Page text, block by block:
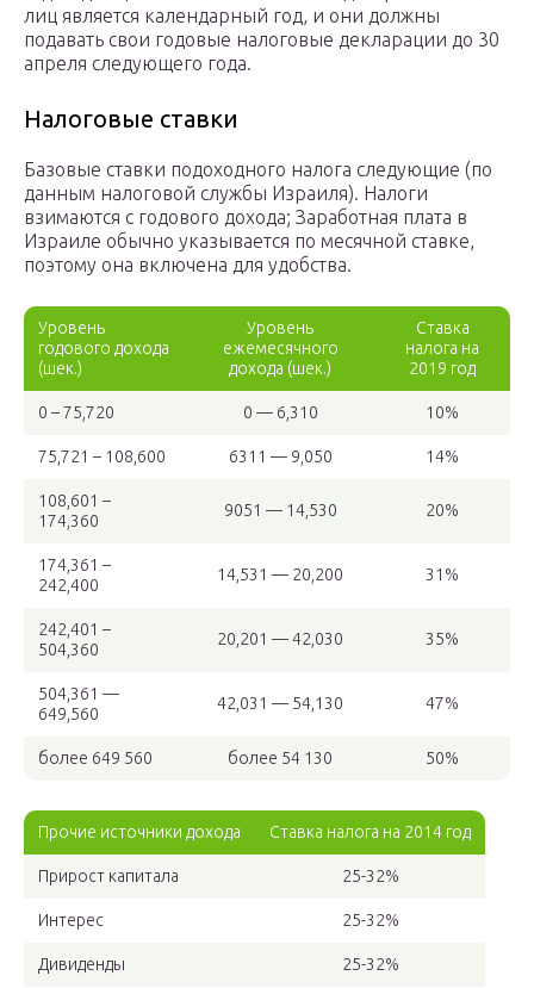
лиц является календарный год, и они должны
подавать свои годовые налоговые декларации до 30
апреля следующего года.
Налоговые ставки
Базовые ставки подоходного налога следующие (по
данным налоговой службы Израиля). Налоги
взимаются с годового дохода; Заработная плата в
Израиле обычно указывается по месячной ставке,
поэтому она включена для удобства.
Уровень
годового дохода
(шек.)
Уровень
ежемесячного
дохода (шек.)
Ставка
налога на
2019 год
0 – 75,720 0 — 6,310 10%
75,721 – 108,600 6311 — 9,050 14%
108,601 –
174,360
9051 — 14,530 20%
174,361 –
242,400
14,531 — 20,200 31%
242,401 –
504,360
20,201 — 42,030 35%
504,361 —
649,560
42,031 — 54,130 47%
более 649 560 более 54 130 50%
Прочие источники дохода Ставка налога на 2014 год
Прирост капитала 25-32%
Интерес 25-32%
Дивиденды 25-32%